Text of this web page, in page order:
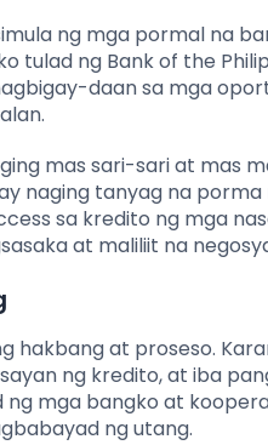
ng mga pormal na
tulad ng Bank of the
daan sa mga
mas sari-sari at mas
naging tanyag na
sa kredito ng mga
at maliliit na
hakbang at proseso.
ng kredito, at iba
mga bangko at
ng utang.